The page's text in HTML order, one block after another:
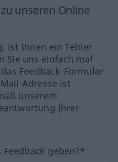
unseren Online
ist Ihnen ein Fehler
Sie uns einfach mal
Feedback-Formular
Adresse ist
unserem
Ihrer
geben?*